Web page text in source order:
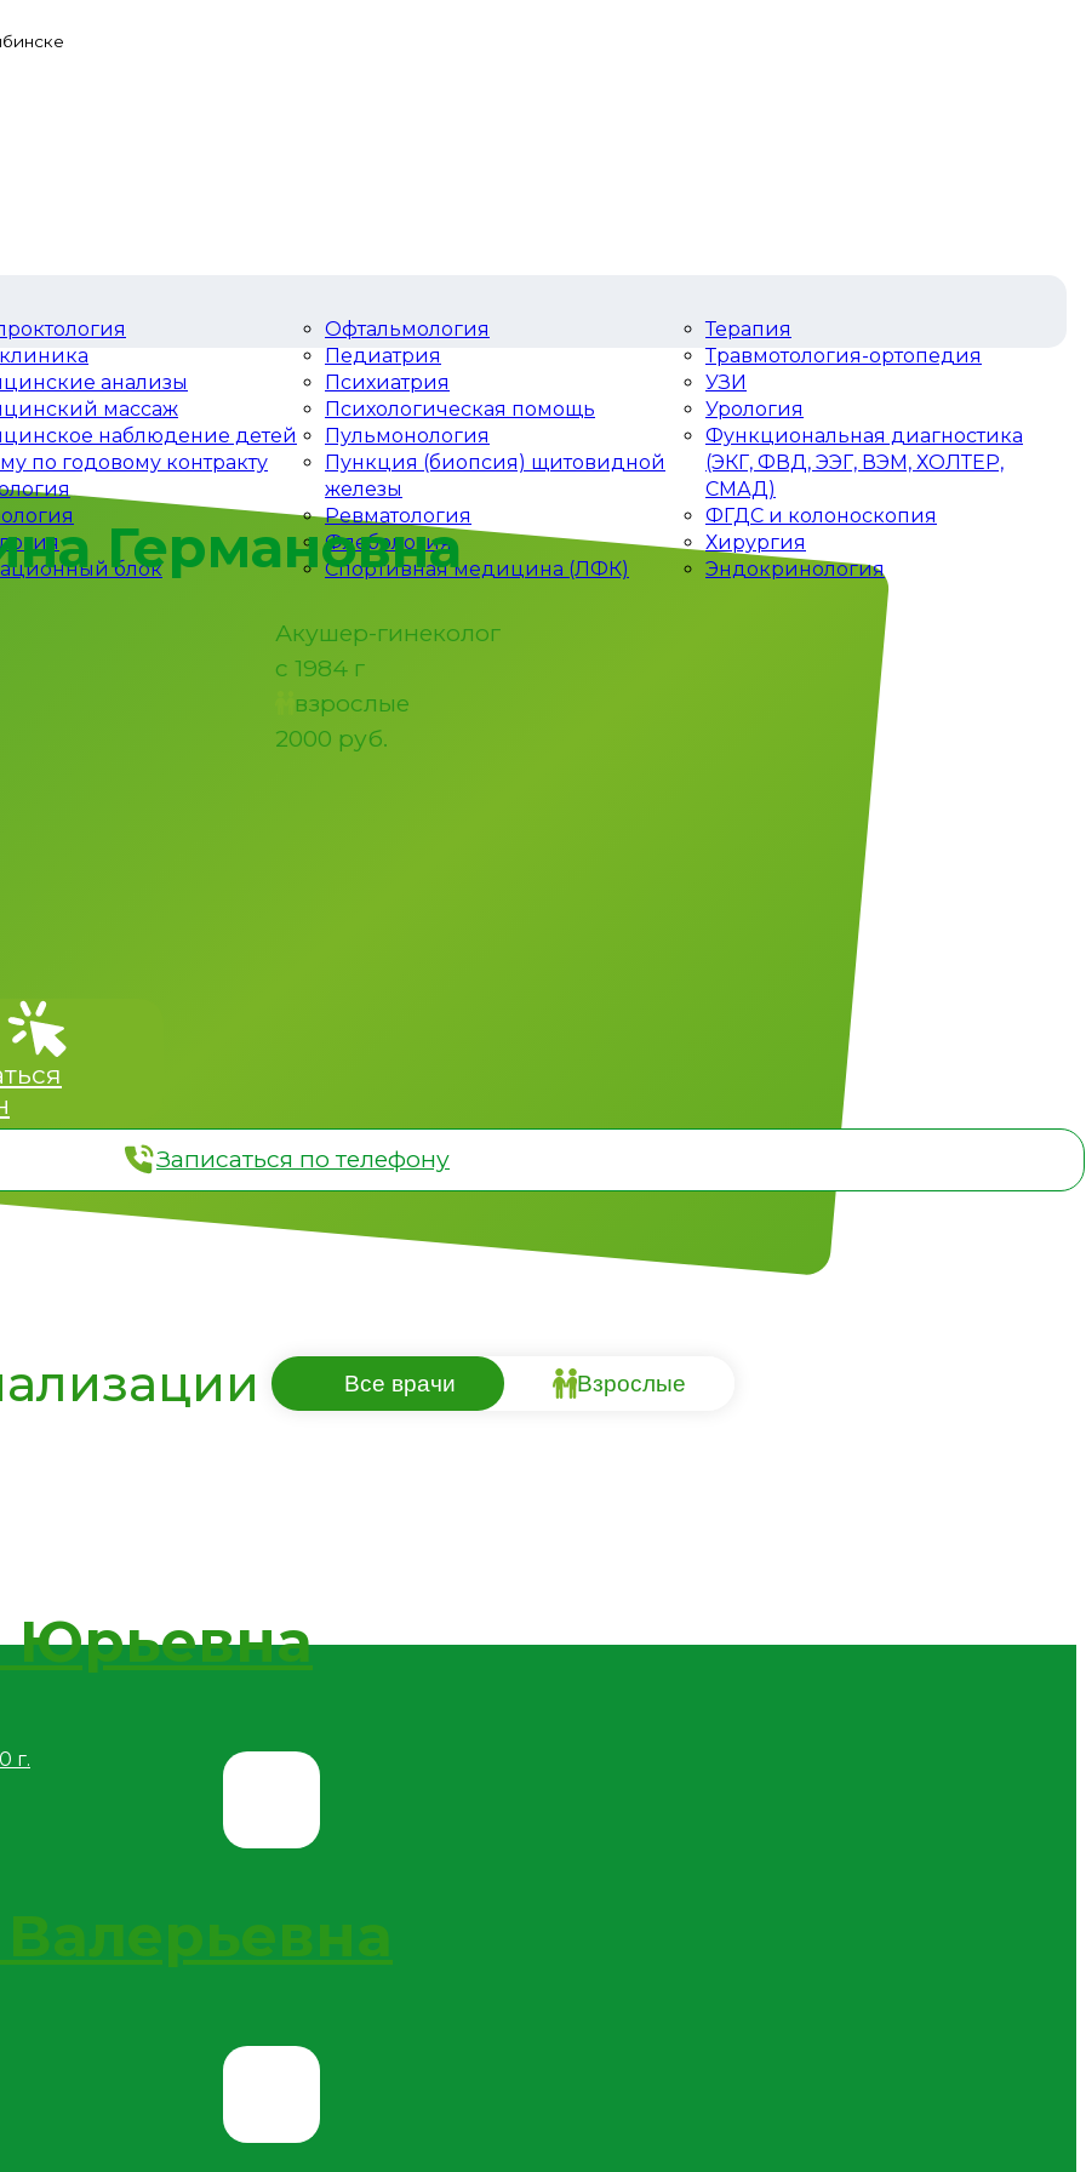
анализы
массаж
наблюдение детей
по годовому контракту
блок
Офтальмология
Педиатрия
Психиатрия
Психологическая помощь
Пульмонология
Пункция (биопсия) щитовидной
железы
Ревматология
Флебология
Спортивная медицина (ЛФК)
Терапия
Травмотология-ортопедия
УЗИ
Урология
Функциональная диагностика
(ЭКГ, ФВД, ЭЭГ, ВЭМ, ХОЛТЕР,
СМАД)
ФГДС и колоноскопия
Хирургия
Эндокринология
Германовна
Акушер-гинеколог
с 1984 г
взрослые
2000 руб.
Записаться по телефону
Все врачи Взрослые
Юрьевна
г.